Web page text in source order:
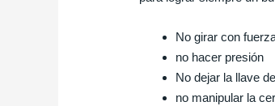
No girar con
no hacer presión
No dejar la llave
no manipular la